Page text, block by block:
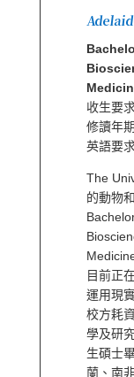
收生要
修讀年
英語要
The
的動物
目前正
運用現
校方耗
學及研
生碩士
蘭、南